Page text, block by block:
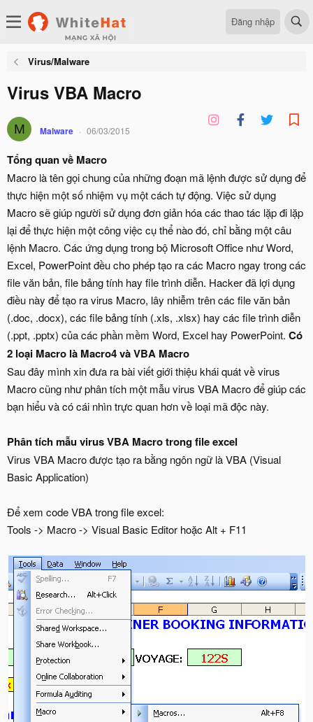
Đăng nhập
Virus/Malware
Virus VBA Macro
M Malware 06/03/2015
Tổng quan về Macro
Macro là tên gọi chung của những đoạn mã lệnh được sử dụng để
thực hiện một số nhiệm vụ một cách tự động. Việc sử dụng
Macro sẽ giúp người sử dụng đơn giản hóa các thao tác lặp đi lặp
lại để thực hiện một công việc cụ thể nào đó, chỉ bằng một câu
lệnh Macro. Các ứng dụng trong bộ Microsoft Office như Word,
Excel, PowerPoint đều cho phép tạo ra các Macro ngay trong các
file văn bản, file bảng tính hay file trình diễn. Hacker đã lợi dụng
điều này để tạo ra virus Macro, lây nhiễm trên các file văn bản
(.doc, .docx), các file bảng tính (.xls, .xlsx) hay các file trình diễn
(.ppt, .pptx) của các phần mềm Word, Excel hay PowerPoint. Có
2 loại Macro là Macro4 và VBA Macro
Sau đây mình xin đưa ra bài viết giới thiệu khái quát về virus
Macro cũng như phân tích một mẫu virus VBA Macro để giúp các
bạn hiểu và có cái nhìn trực quan hơn về loại mã độc này.
Phân tích mẫu virus VBA Macro trong file excel
Virus VBA Macro được tạo ra bằng ngôn ngữ là VBA (Visual
Basic Application)
Để xem code VBA trong file excel:
Tools -> Macro -> Visual Basic Editor hoặc Alt + F11